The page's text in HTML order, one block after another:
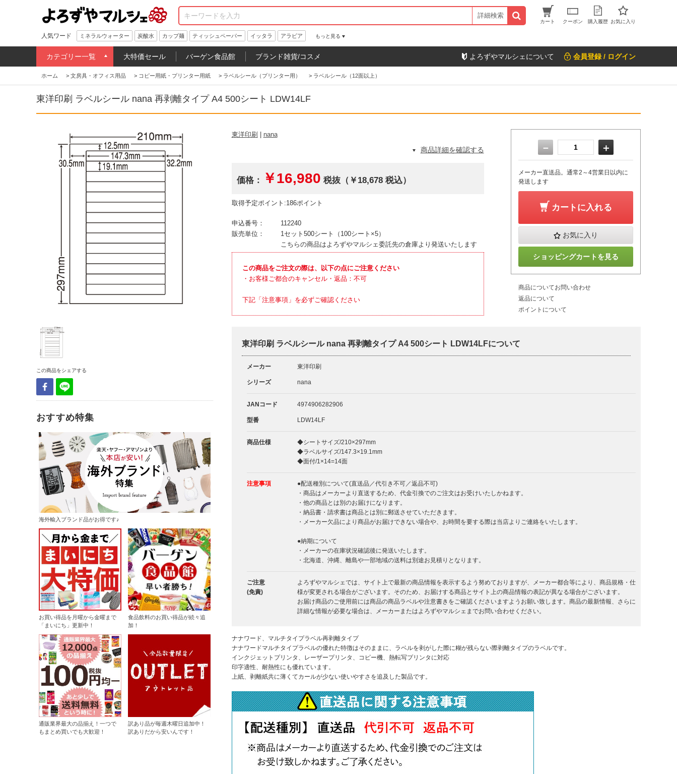
詳細検索
カート クーポン 購入履歴 お気に入り
人気ワード ミネラルウォーター 炭酸水 カップ麺 ティッシュペーパー イッタラ アラビア もっと見る
カテゴリー一覧 大特価セール バーゲン食品館 ブランド雑貨/コスメ よろずやマルシェについて 会員登録 / ログイン
ホーム > 文房具・オフィス用品 > コピー用紙・プリンター用紙 > ラベルシール（プリンター用） > ラベルシール（12面以上）
東洋印刷 ラベルシール nana 再剥離タイプ A4 500シート LDW14LF
この商品をシェアする
おすすめ特集
海外輸入ブランド品がお得です♪
お買い得品を月曜から金曜まで
「まいにち」更新中！
食品飲料のお買い得品が続々追
加！
通販業界最大の品揃え！一つで
もまとめ買いでも大歓迎！
訳あり品が毎週木曜日追加中！
訳ありだから安いんです！
東洋印刷 nana
商品詳細を確認する
価格： ￥16,980 税抜（￥18,678 税込）
取得予定ポイント:186ポイント
申込番号：
112240
販売単位：
1セット500シート（100シート×5）
こちらの商品はよろずやマルシェ委託先の倉庫より発送いたします
この商品をご注文の際は、以下の点にご注意ください
・お客様ご都合のキャンセル・返品：不可
下記「注意事項」を必ずご確認ください
－ ＋
メーカー直送品。通常2～4営業日以内に
発送します
カートに入れる
お気に入り
ショッピングカートを見る
商品についてお問い合わせ
返品について
ポイントについて
東洋印刷 ラベルシール nana 再剥離タイプ A4 500シート LDW14LFについて
メーカー 東洋印刷
シリーズ nana
JANコード 4974906282906
型番 LDW14LF
商品仕様
◆シートサイズ/210×297mm
◆ラベルサイズ/147.3×19.1mm
◆面付/1×14=14面
注意事項
●配送種別について(直送品／代引き不可／返品不可)
・商品はメーカーより直送するため、代金引換でのご注文はお受けいたしかねます。
・他の商品とは別のお届けになります。
・納品書・請求書は商品とは別に郵送させていただきます。
・メーカー欠品により商品がお届けできない場合や、お時間を要する際は当店よりご連絡をいたします。
●納期について
・メーカーの在庫状況確認後に発送いたします。
・北海道、沖縄、離島や一部地域の送料は別途お見積りとなります。
ご注意
(免責)
よろずやマルシェでは、サイト上で最新の商品情報を表示するよう努めておりますが、メーカー都合等により、商品規格・仕
様が変更される場合がございます。そのため、お届けする商品とサイト上の商品情報の表記が異なる場合がございます。
お届け商品のご使用前には商品の商品ラベルや注意書きをご確認くださいますようお願い致します。商品の最新情報、さらに
詳細な情報が必要な場合は、メーカーまたはよろずやマルシェまでお問い合わせください。
ナナワード、マルチタイプラベル再剥離タイプ
ナナワードマルチタイプラベルの優れた特徴はそのままに、ラベルを剥がした際に糊が残らない際剥離タイプのラベルです。
インクジェットプリンタ、レーザープリンタ、コピー機、熱転写プリンタに対応
印字適性、耐熱性にも優れています。
上紙、剥離紙共に薄くてカールが少ない使いやすさを追及した製品です。